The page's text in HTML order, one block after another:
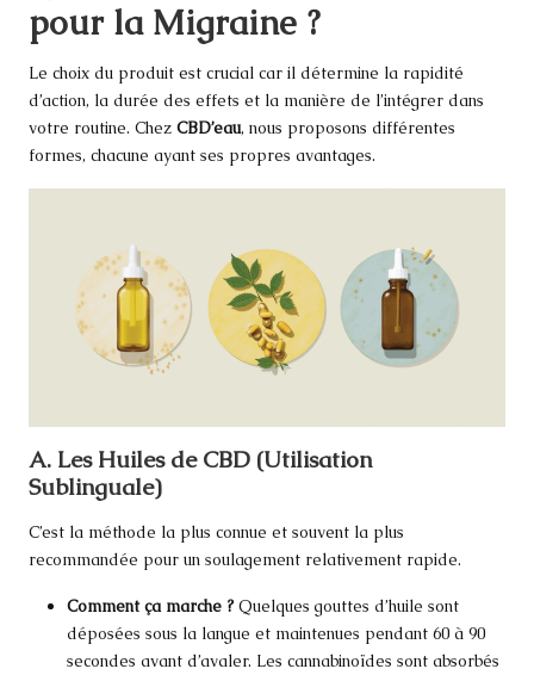
pour la Migraine ?
Le choix du produit est crucial car il détermine la rapidité
d’action, la durée des effets et la manière de l’intégrer dans
votre routine. Chez CBD’eau, nous proposons différentes
formes, chacune ayant ses propres avantages.
A. Les Huiles de CBD (Utilisation
Sublinguale)
C’est la méthode la plus connue et souvent la plus
recommandée pour un soulagement relativement rapide.
Comment ça marche ? Quelques gouttes d’huile sont
déposées sous la langue et maintenues pendant 60 à 90
secondes avant d’avaler. Les cannabinoïdes sont absorbés